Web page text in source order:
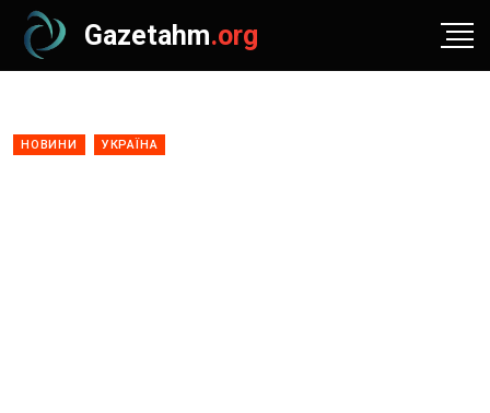
Gazetahm.org
НОВИНИ УКРАЇНА